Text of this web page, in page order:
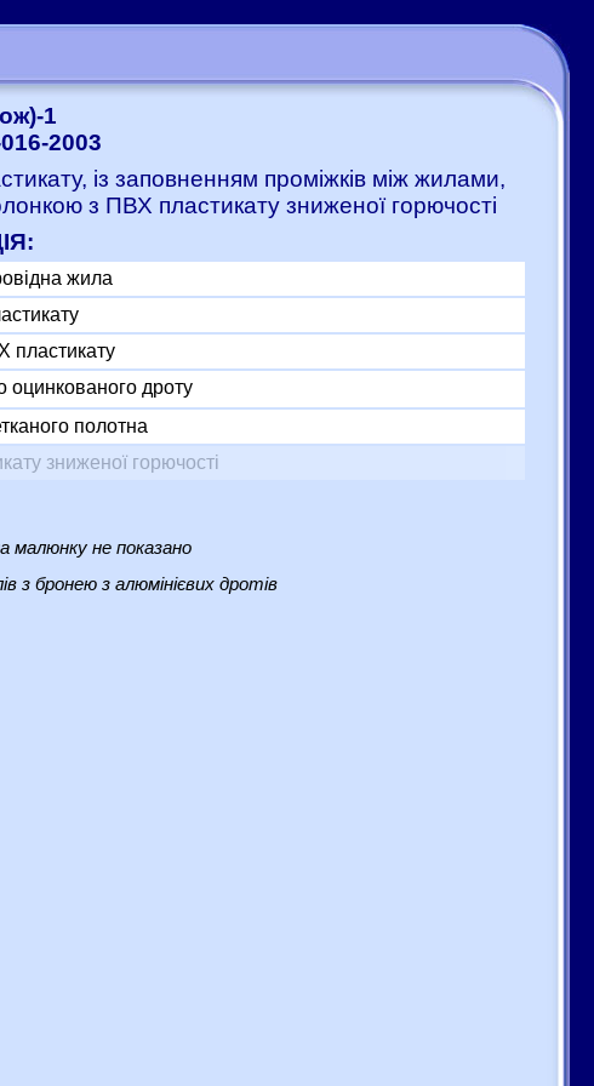
1
2003
із заповненням проміжків між жилами,
з ПВХ пластикату зниженої горючості
жила
пластикату
оцинкованого дроту
полотна
зниженої горючості
малюнку не показано
з бронею з алюмінієвих дротів